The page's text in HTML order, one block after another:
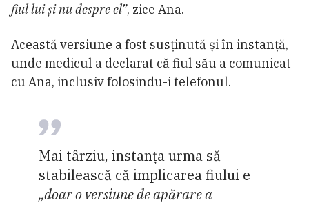
fiul lui și nu despre el”, zice Ana.
Această versiune a fost susținută și în instanță,
unde medicul a declarat că fiul său a comunicat
cu Ana, inclusiv folosindu-i telefonul.
Mai târziu, instanța urma să
stabilească că implicarea fiului e
„doar o versiune de apărare a